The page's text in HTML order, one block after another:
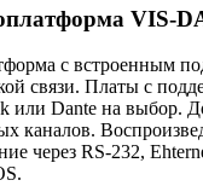
VIS-
с встроенным
связи. Платы с
или Dante на выбор.
каналов.
через RS-232,